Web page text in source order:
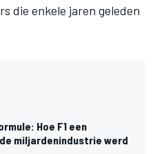
die enkele jaren geleden
Hoe F1 een
miljardenindustrie werd